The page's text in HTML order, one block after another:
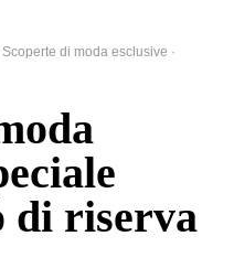
Scoperte di moda esclusive ·
di riserva